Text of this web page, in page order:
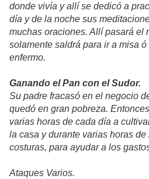
donde vivía y allí se dedicó a
día y de la noche sus
muchas oraciones. Allí pasará el
solamente saldrá para ir a misa
enfermo.
Ganando el Pan con el Sudor.
Su padre fracasó en el negocio
quedó en gran pobreza.
varias horas de cada día a
la casa y durante varias horas
costuras, para ayudar a los
Ataques Varios.